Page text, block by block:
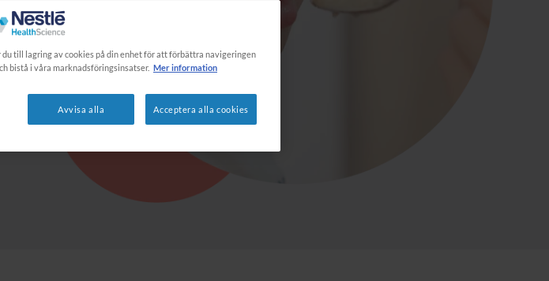
till lagring av cookies på din enhet för att förbättra navigeringen
bistå i våra marknadsföringsinsatser. Mer information
Avvisa alla Acceptera alla cookies